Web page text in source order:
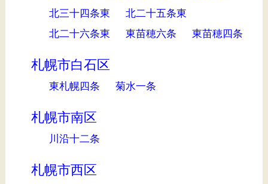
北三十四条東
北二十五条東
北二十六条東
東苗穂六条 東苗穂四条
札幌市白石区
東札幌四条 菊水一条
札幌市南区
川沿十二条
札幌市西区